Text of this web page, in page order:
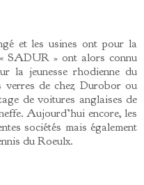
et les usines ont pour la
SADUR » ont alors connu
la jeunesse rhodienne du
verres de chez Durobor ou
de voitures anglaises de
Aujourd’hui encore, les
sociétés mais également
du Roeulx.